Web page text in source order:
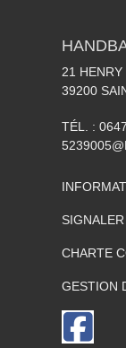
21
39200
TÉL. :
CHARTE
GESTION